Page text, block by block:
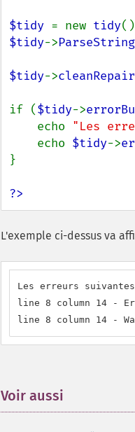
$tidy = new tidy
$tidy->ParseString
$tidy->cleanRepair
if ($tidy->
    echo
"Les
    echo
$tidy->
}
?>
L'exemple ci-dessus va
Les erreurs
line 8 column 14 -
line 8 column 14 -
Voir aussi